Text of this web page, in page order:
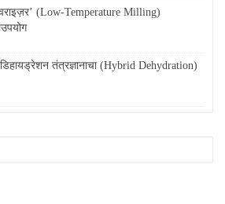
(Low-Temperature Milling)
तंत्रज्ञानाचा (Hybrid Dehydration)